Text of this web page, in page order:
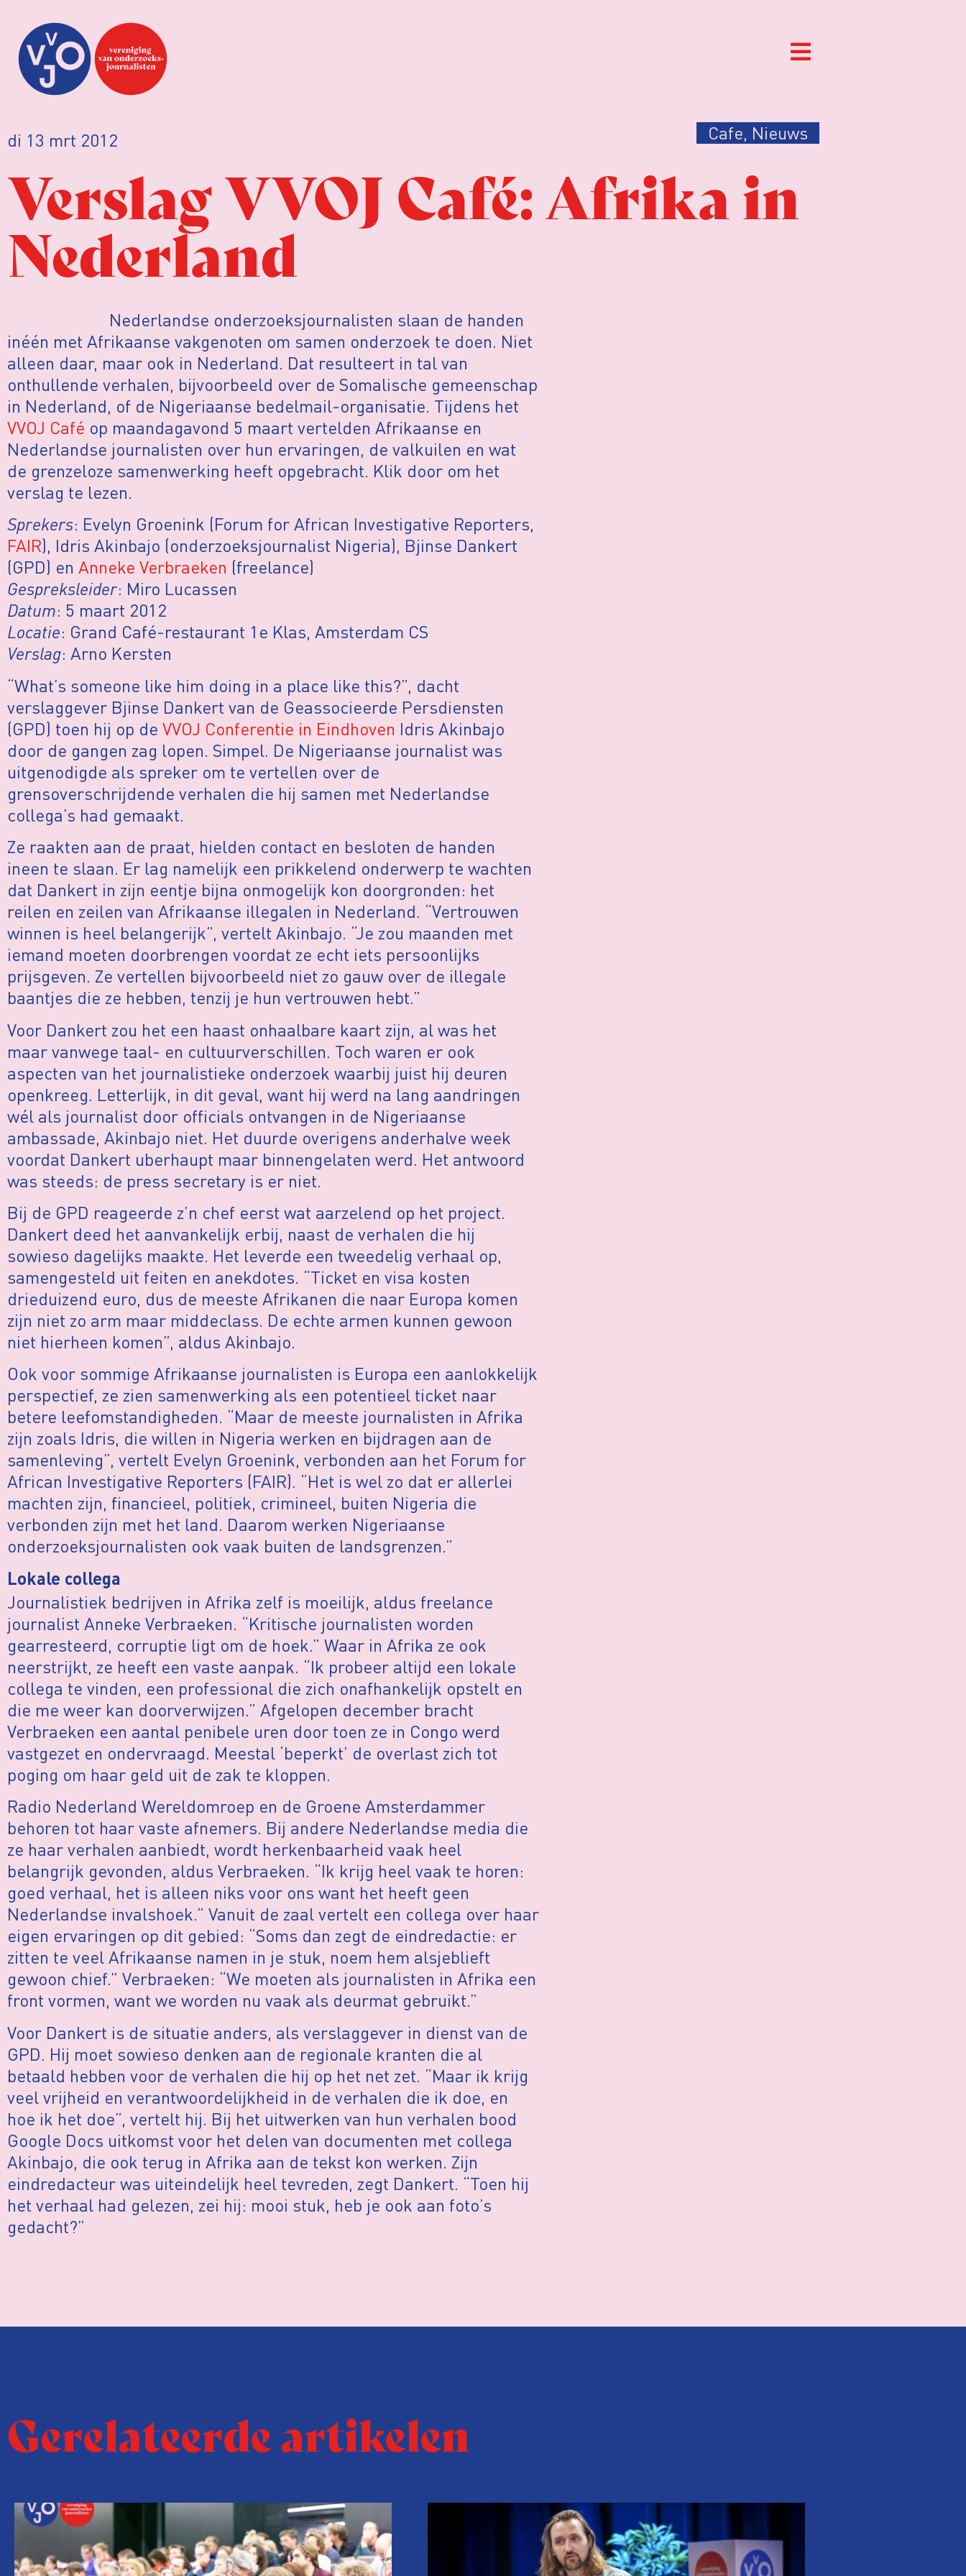
di 13 mrt 2012 Cafe, Nieuws
Verslag VVOJ Café: Afrika in
Nederland
Nederlandse onderzoeksjournalisten slaan de handen
inéén met Afrikaanse vakgenoten om samen onderzoek te doen. Niet
alleen daar, maar ook in Nederland. Dat resulteert in tal van
onthullende verhalen, bijvoorbeeld over de Somalische gemeenschap
in Nederland, of de Nigeriaanse bedelmail-organisatie. Tijdens het
VVOJ Café op maandagavond 5 maart vertelden Afrikaanse en
Nederlandse journalisten over hun ervaringen, de valkuilen en wat
de grenzeloze samenwerking heeft opgebracht. Klik door om het
verslag te lezen.
Sprekers: Evelyn Groenink (Forum for African Investigative Reporters,
FAIR), Idris Akinbajo (onderzoeksjournalist Nigeria), Bjinse Dankert
(GPD) en Anneke Verbraeken (freelance)
Gespreksleider: Miro Lucassen
Datum: 5 maart 2012
Locatie: Grand Café-restaurant 1e Klas, Amsterdam CS
Verslag: Arno Kersten
“What’s someone like him doing in a place like this?”, dacht
verslaggever Bjinse Dankert van de Geassocieerde Persdiensten
(GPD) toen hij op de VVOJ Conferentie in Eindhoven Idris Akinbajo
door de gangen zag lopen. Simpel. De Nigeriaanse journalist was
uitgenodigde als spreker om te vertellen over de
grensoverschrijdende verhalen die hij samen met Nederlandse
collega’s had gemaakt.
Ze raakten aan de praat, hielden contact en besloten de handen
ineen te slaan. Er lag namelijk een prikkelend onderwerp te wachten
dat Dankert in zijn eentje bijna onmogelijk kon doorgronden: het
reilen en zeilen van Afrikaanse illegalen in Nederland. “Vertrouwen
winnen is heel belangerijk”, vertelt Akinbajo. “Je zou maanden met
iemand moeten doorbrengen voordat ze echt iets persoonlijks
prijsgeven. Ze vertellen bijvoorbeeld niet zo gauw over de illegale
baantjes die ze hebben, tenzij je hun vertrouwen hebt.”
Voor Dankert zou het een haast onhaalbare kaart zijn, al was het
maar vanwege taal- en cultuurverschillen. Toch waren er ook
aspecten van het journalistieke onderzoek waarbij juist hij deuren
openkreeg. Letterlijk, in dit geval, want hij werd na lang aandringen
wél als journalist door officials ontvangen in de Nigeriaanse
ambassade, Akinbajo niet. Het duurde overigens anderhalve week
voordat Dankert uberhaupt maar binnengelaten werd. Het antwoord
was steeds: de press secretary is er niet.
Bij de GPD reageerde z’n chef eerst wat aarzelend op het project.
Dankert deed het aanvankelijk erbij, naast de verhalen die hij
sowieso dagelijks maakte. Het leverde een tweedelig verhaal op,
samengesteld uit feiten en anekdotes. “Ticket en visa kosten
drieduizend euro, dus de meeste Afrikanen die naar Europa komen
zijn niet zo arm maar middeclass. De echte armen kunnen gewoon
niet hierheen komen”, aldus Akinbajo.
Ook voor sommige Afrikaanse journalisten is Europa een aanlokkelijk
perspectief, ze zien samenwerking als een potentieel ticket naar
betere leefomstandigheden. “Maar de meeste journalisten in Afrika
zijn zoals Idris, die willen in Nigeria werken en bijdragen aan de
samenleving”, vertelt Evelyn Groenink, verbonden aan het Forum for
African Investigative Reporters (FAIR). “Het is wel zo dat er allerlei
machten zijn, financieel, politiek, crimineel, buiten Nigeria die
verbonden zijn met het land. Daarom werken Nigeriaanse
onderzoeksjournalisten ook vaak buiten de landsgrenzen.”
Lokale collega
Journalistiek bedrijven in Afrika zelf is moeilijk, aldus freelance
journalist Anneke Verbraeken. “Kritische journalisten worden
gearresteerd, corruptie ligt om de hoek.” Waar in Afrika ze ook
neerstrijkt, ze heeft een vaste aanpak. “Ik probeer altijd een lokale
collega te vinden, een professional die zich onafhankelijk opstelt en
die me weer kan doorverwijzen.” Afgelopen december bracht
Verbraeken een aantal penibele uren door toen ze in Congo werd
vastgezet en ondervraagd. Meestal ‘beperkt’ de overlast zich tot
poging om haar geld uit de zak te kloppen.
Radio Nederland Wereldomroep en de Groene Amsterdammer
behoren tot haar vaste afnemers. Bij andere Nederlandse media die
ze haar verhalen aanbiedt, wordt herkenbaarheid vaak heel
belangrijk gevonden, aldus Verbraeken. “Ik krijg heel vaak te horen:
goed verhaal, het is alleen niks voor ons want het heeft geen
Nederlandse invalshoek.” Vanuit de zaal vertelt een collega over haar
eigen ervaringen op dit gebied: “Soms dan zegt de eindredactie: er
zitten te veel Afrikaanse namen in je stuk, noem hem alsjeblieft
gewoon chief.” Verbraeken: “We moeten als journalisten in Afrika een
front vormen, want we worden nu vaak als deurmat gebruikt.”
Voor Dankert is de situatie anders, als verslaggever in dienst van de
GPD. Hij moet sowieso denken aan de regionale kranten die al
betaald hebben voor de verhalen die hij op het net zet. “Maar ik krijg
veel vrijheid en verantwoordelijkheid in de verhalen die ik doe, en
hoe ik het doe”, vertelt hij. Bij het uitwerken van hun verhalen bood
Google Docs uitkomst voor het delen van documenten met collega
Akinbajo, die ook terug in Afrika aan de tekst kon werken. Zijn
eindredacteur was uiteindelijk heel tevreden, zegt Dankert. “Toen hij
het verhaal had gelezen, zei hij: mooi stuk, heb je ook aan foto’s
gedacht?”
Gerelateerde artikelen